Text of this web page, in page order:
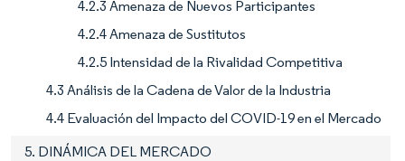
4.2.3 Amenaza de Nuevos Participantes
4.2.4 Amenaza de Sustitutos
4.2.5 Intensidad de la Rivalidad Competitiva
4.3 Análisis de la Cadena de Valor de la Industria
4.4 Evaluación del Impacto del COVID-19 en el Mercado
5. DINÁMICA DEL MERCADO